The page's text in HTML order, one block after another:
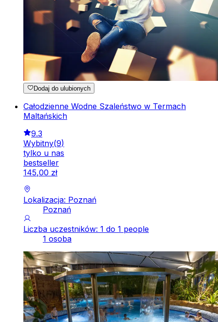
Dodaj do ulubionych
Całodzienne Wodne Szaleństwo w Termach
Maltańskich
9.3
Wybitny(9)
tylko u nas
bestseller
145,00 zł
Lokalizacja: Poznań
Poznań
Liczba uczestników: 1 do 1 people
1 osoba